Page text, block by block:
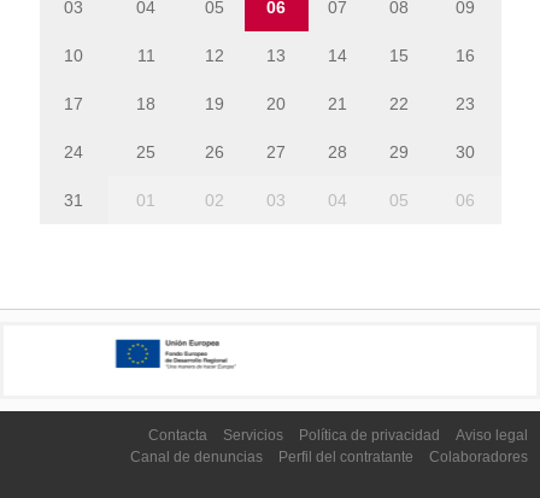
03 04 05 06 07 08 09
10 11 12 13 14 15 16
17 18 19 20 21 22 23
24 25 26 27 28 29 30
31 01 02 03 04 05 06
Contacta Servicios Política de privacidad
Aviso legal
Canal de denuncias
Perfil del contratante Colaboradores